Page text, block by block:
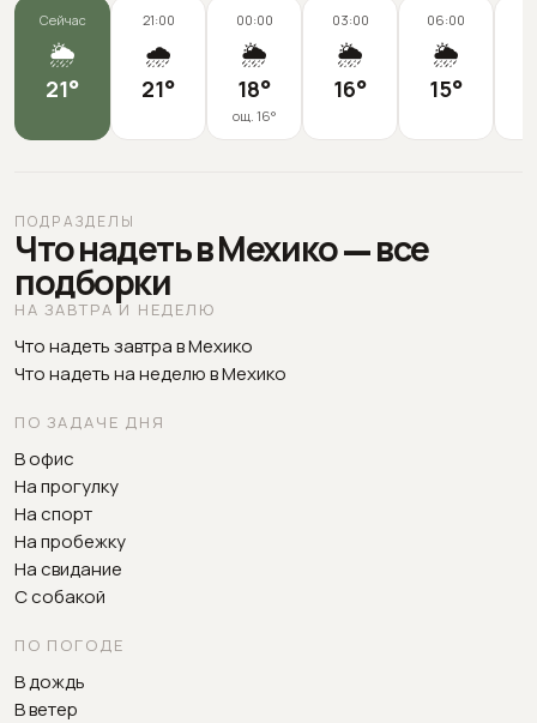
Сейчас
🌦️
21°
21:00
🌧️
21°
00:00
🌦️
18°
ощ. 16°
03:00
🌦️
16°
06:00
🌦️
15°
ПОДРАЗДЕЛЫ
Что надеть в Мехико — все
подборки
НА ЗАВТРА И НЕДЕЛЮ
Что надеть завтра в Мехико
Что надеть на неделю в Мехико
ПО ЗАДАЧЕ ДНЯ
В офис
На прогулку
На спорт
На пробежку
На свидание
С собакой
ПО ПОГОДЕ
В дождь
В ветер